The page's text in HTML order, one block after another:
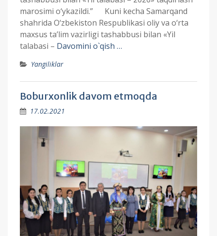
marosimi o‘ykazildi.” Kuni kecha Samarqand
shahrida O‘zbekiston Respublikasi oliy va o‘rta
maxsus ta’lim vazirligi tashabbusi bilan «Yil
talabasi – Davomini o`qish …
Yangiliklar
Boburxonlik davom etmoqda
17.02.2021